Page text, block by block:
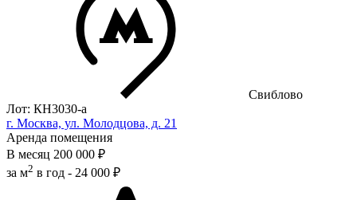
Свиблово
Лот: КН3030-a
г. Москва, ул. Молодцова, д. 21
Аренда помещения
В месяц 200 000 ₽
за м2 в год - 24 000 ₽